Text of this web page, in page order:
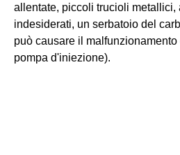
allentate, piccoli trucioli metallici,
indesiderati, un serbatoio del
può causare il
pompa d'iniezione).